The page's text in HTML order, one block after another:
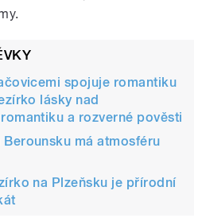
spojuje romantiku
lásky nad
a rozverné pověsti
má atmosféru
na Plzeňsku je přírodní